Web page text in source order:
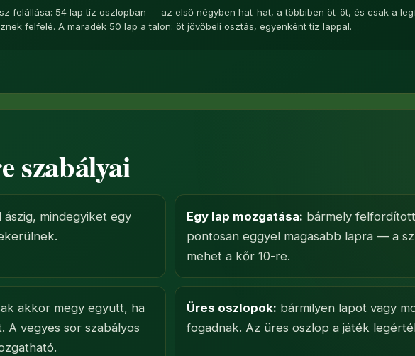
felállása: 54 lap tíz oszlopban — az első négyben hat-hat, a többiben öt-öt, és csak a
felfelé. A maradék 50 lap a talon: öt jövőbeli osztás, egyenként tíz lappal.
szabályai
mindegyiket egy
Egy lap mozgatása: bármely
pontosan eggyel magasabb lapra — a
mehet a kőr 10-re.
akkor megy együtt, ha
A vegyes sor szabályos
Üres oszlopok: bármilyen lapot vagy
fogadnak. Az üres oszlop a játék